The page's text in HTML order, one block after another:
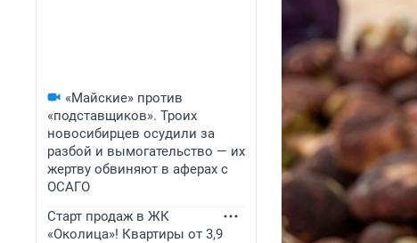
«Майские» против
«подставщиков». Троих
новосибирцев осудили за
разбой и вымогательство — их
жертву обвиняют в аферах с
ОСАГО
Старт продаж в ЖК
«Околица»! Квартиры от 3,9